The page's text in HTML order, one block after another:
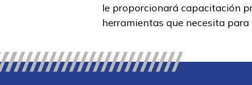
le proporcionará capacitación
herramientas que necesita para